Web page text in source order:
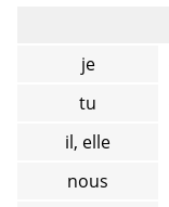
je
tu
il, elle
nous